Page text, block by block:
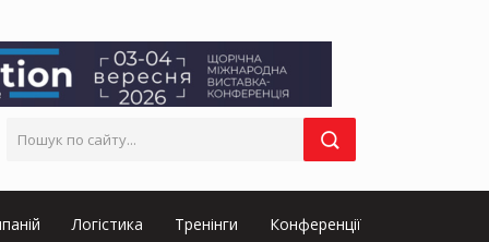
Логістика Тренінги Конференції